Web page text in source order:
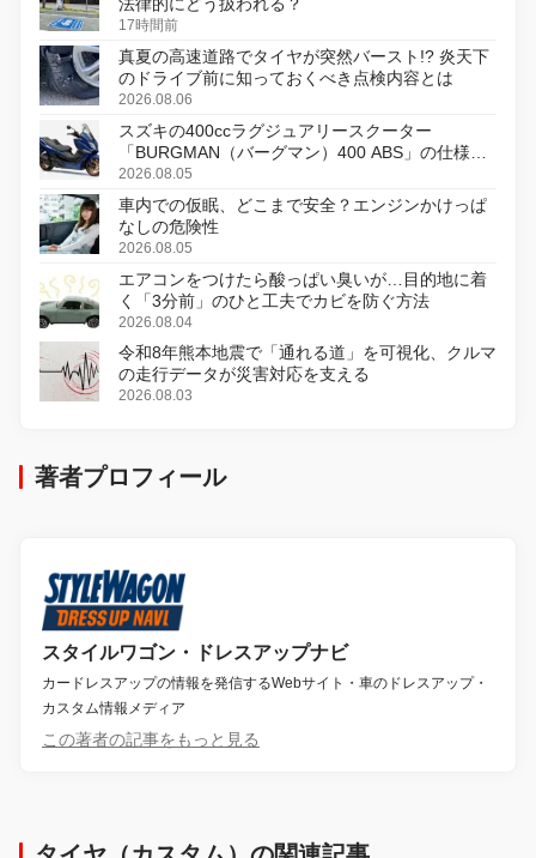
法律的にどう扱われる？
17時間前
真夏の高速道路でタイヤが突然バースト!? 炎天下
のドライブ前に知っておくべき点検内容とは
2026.08.06
スズキの400ccラグジュアリースクーター
「BURGMAN（バーグマン）400 ABS」の仕様を
変更し、8月18日に発売
2026.08.05
車内での仮眠、どこまで安全？エンジンかけっぱ
なしの危険性
2026.08.05
エアコンをつけたら酸っぱい臭いが…目的地に着
く「3分前」のひと工夫でカビを防ぐ方法
2026.08.04
令和8年熊本地震で「通れる道」を可視化、クルマ
の走行データが災害対応を支える
2026.08.03
著者プロフィール
スタイルワゴン・ドレスアップナビ
カードレスアップの情報を発信するWebサイト・車のドレスアップ・
カスタム情報メディア
この著者の記事をもっと見る